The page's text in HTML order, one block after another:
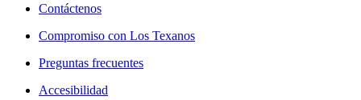
Contáctenos
Compromiso con Los Texanos
Preguntas frecuentes
Accesibilidad